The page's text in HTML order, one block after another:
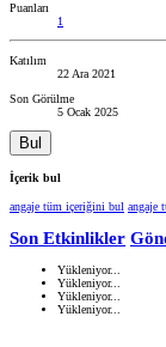
Puanları
1
Katılım
22 Ara 2021
Son Görülme
5 Ocak 2025
Bul
İçerik bul
angaje tüm içeriğini bul angaje
Son Etkinlikler
Yükleniyor...
Yükleniyor...
Yükleniyor...
Yükleniyor...